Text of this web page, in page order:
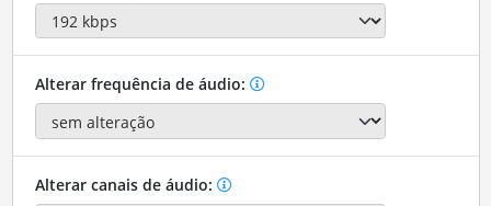
Alterar frequência de áudio:
Alterar canais de áudio: